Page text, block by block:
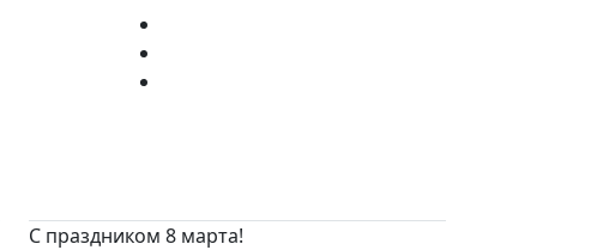
С праздником 8 марта!